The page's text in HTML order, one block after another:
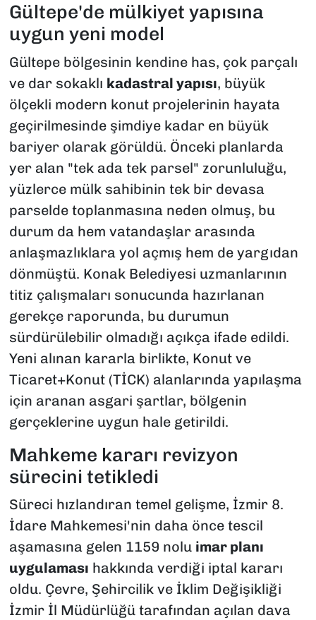
Gültepe'de mülkiyet yapısına
uygun yeni model
Gültepe bölgesinin kendine has, çok parçalı
ve dar sokaklı kadastral yapısı, büyük
ölçekli modern konut projelerinin hayata
geçirilmesinde şimdiye kadar en büyük
bariyer olarak görüldü. Önceki planlarda
yer alan "tek ada tek parsel" zorunluluğu,
yüzlerce mülk sahibinin tek bir devasa
parselde toplanmasına neden olmuş, bu
durum da hem vatandaşlar arasında
anlaşmazlıklara yol açmış hem de yargıdan
dönmüştü. Konak Belediyesi uzmanlarının
titiz çalışmaları sonucunda hazırlanan
gerekçe raporunda, bu durumun
sürdürülebilir olmadığı açıkça ifade edildi.
Yeni alınan kararla birlikte, Konut ve
Ticaret+Konut (TİCK) alanlarında yapılaşma
için aranan asgari şartlar, bölgenin
gerçeklerine uygun hale getirildi.
Mahkeme kararı revizyon
sürecini tetikledi
Süreci hızlandıran temel gelişme, İzmir 8.
İdare Mahkemesi'nin daha önce tescil
aşamasına gelen 1159 nolu imar planı
uygulaması hakkında verdiği iptal kararı
oldu. Çevre, Şehircilik ve İklim Değişikliği
İzmir İl Müdürlüğü tarafından açılan dava